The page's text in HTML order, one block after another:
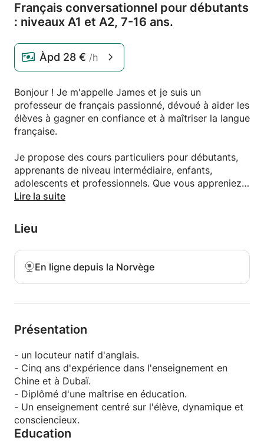
Français conversationnel pour débutants
: niveaux A1 et A2, 7-16 ans.
Àpd 28 € /h
Bonjour ! Je m'appelle James et je suis un
professeur de français passionné, dévoué à aider les
élèves à gagner en confiance et à maîtriser la langue
française.
Je propose des cours particuliers pour débutants,
apprenants de niveau intermédiaire, enfants,
adolescents et professionnels. Que vous appreniez
le français pour vos études, un voyage, le travail ou
chaque cours à vos objectifs et à votre style
d'apprentissage.
Je crois que l'apprentissage des langues doit être
pratique, stimulant et agréable. Ma méthode
pédagogique met l'accent sur la communication
authentique et interactive.
Lire la suite
Lieu
En ligne depuis la Norvège
Présentation
- un locuteur natif d'anglais.
- Cinq ans d'expérience dans l'enseignement en
Chine et à Dubaï.
- Diplômé d'une maîtrise en éducation.
- Un enseignement centré sur l'élève, dynamique et
consciencieux.
Education